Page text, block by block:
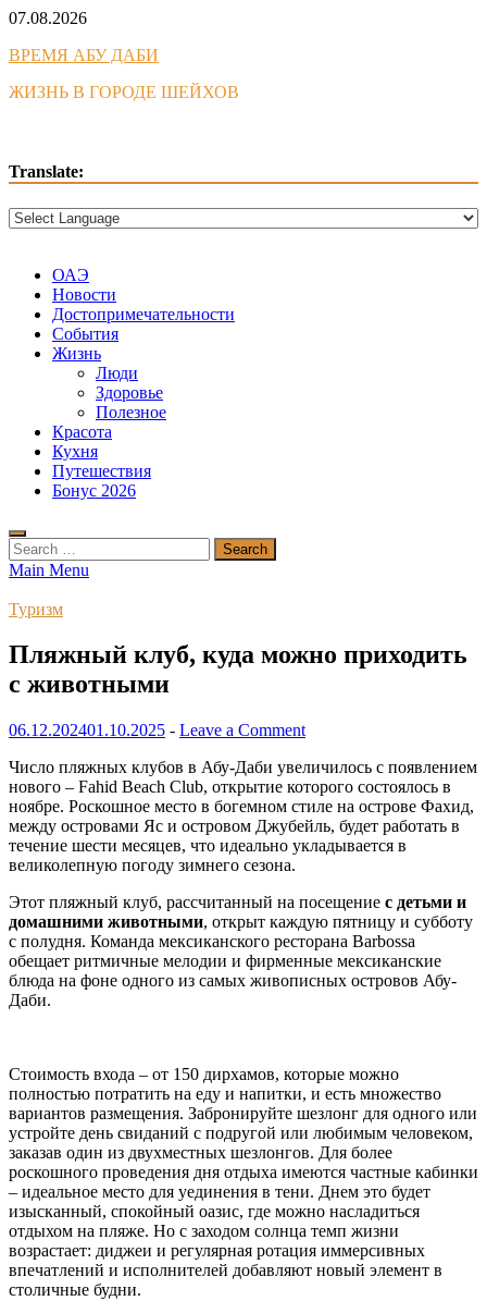
Skip
content
07.08.2026
ВРЕМЯ АБУ ДАБИ
ЖИЗНЬ В ГОРОДЕ ШЕЙХОВ
Translate:
ОАЭ
Новости
Достопримечательности
События
Жизнь
Люди
Здоровье
Полезное
Красота
Кухня
Путешествия
Бонус 2026
Search
for:
Main Menu
Туризм
Пляжный клуб, куда можно приходить
с животными
06.12.202401.10.2025 - Leave a Comment
Число пляжных клубов в Абу-Даби увеличилось с появлением
нового – Fahid Beach Club, открытие которого состоялось в
ноябре. Роскошное место в богемном стиле на острове Фахид,
между островами Яс и островом Джубейль, будет работать в
течение шести месяцев, что идеально укладывается в
великолепную погоду зимнего сезона.
Этот пляжный клуб, рассчитанный на посещение с детьми и
домашними животными, открыт каждую пятницу и субботу
с полудня. Команда мексиканского ресторана Barbossa
обещает ритмичные мелодии и фирменные мексиканские
блюда на фоне одного из самых живописных островов Абу-
Даби.
Стоимость входа – от 150 дирхамов, которые можно
полностью потратить на еду и напитки, и есть множество
вариантов размещения. Забронируйте шезлонг для одного или
устройте день свиданий с подругой или любимым человеком,
заказав один из двухместных шезлонгов. Для более
роскошного проведения дня отдыха имеются частные кабинки
– идеальное место для уединения в тени. Днем это будет
изысканный, спокойный оазис, где можно насладиться
отдыхом на пляже. Но с заходом солнца темп жизни
возрастает: диджеи и регулярная ротация иммерсивных
впечатлений и исполнителей добавляют новый элемент в
столичные будни.